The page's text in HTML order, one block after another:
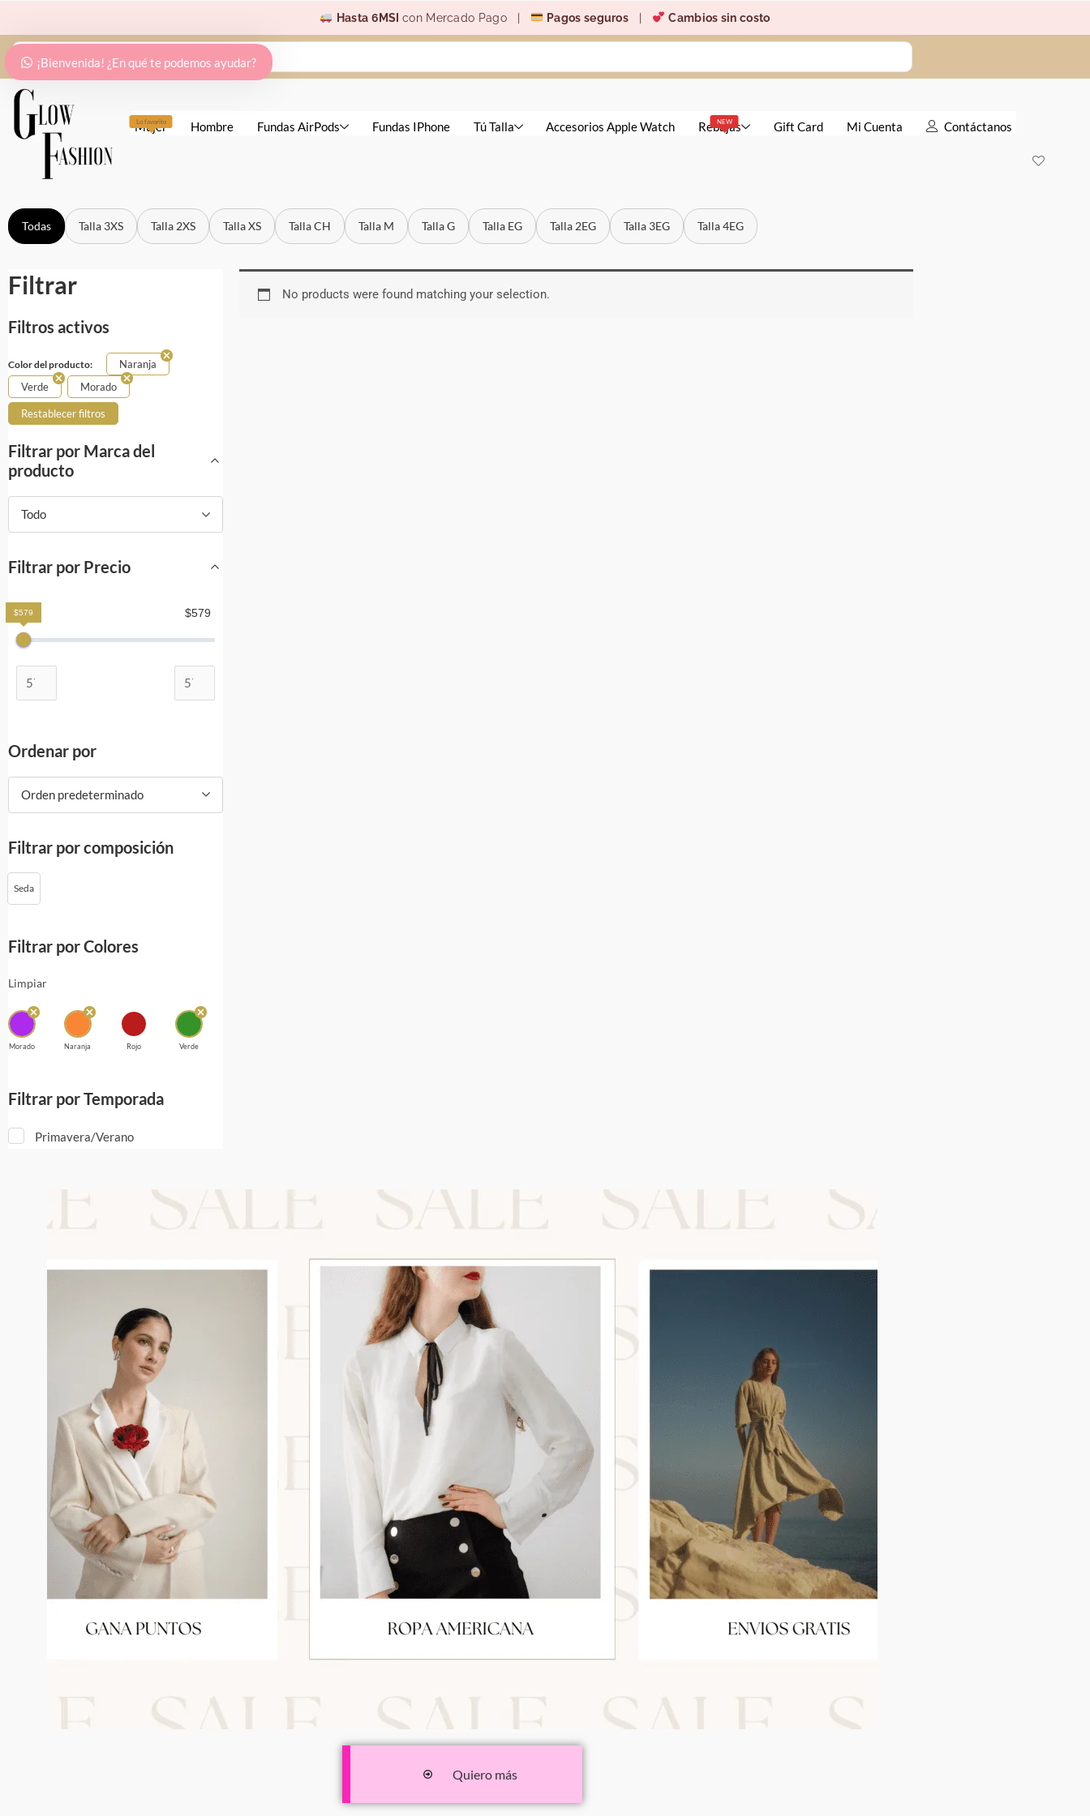
al
contenido
Hasta 6MSIcon Mercado Pago | Pagos seguros Cambios sin costo
Search
Lo favorito
Mujer Hombre Fundas AirPods Fundas IPhone Tú Talla Accesorios Apple Watch NEW
Rebajas Gift Card Mi Cuenta Contáctanos
Todas Talla 3XS Talla 2XS Talla XS Talla CH Talla M Talla G Talla EG Talla 2EG Talla 3EG Talla 4EG
Filtrar
Filtros activos
Color del producto:
Naranja
Verde
Morado
Restablecer filtros
Filtrar por Marca del
producto
Todo
Filtrar por Precio
$579
$579
Ordenar por
Orden predeterminado
Filtrar por composición
Seda
Filtrar por Colores
Limpiar
Morado Naranja Rojo Verde
Filtrar por Temporada
Primavera/Verano
No products were found matching your selection.
Quiero más
¡Bienvenida! ¿En qué te podemos ayudar?